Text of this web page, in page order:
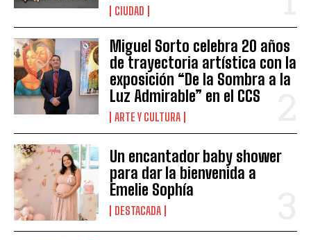
CIUDAD
Miguel Sorto celebra 20 años
de trayectoria artística con la
exposición “De la Sombra a la
Luz Admirable” en el CCS
ARTE Y CULTURA
Un encantador baby shower
para dar la bienvenida a
Emelie Sophía
DESTACADA